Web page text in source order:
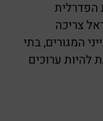
הפדרלית
צריכה
בנייני המגורים, בתי
להיות ערוכים